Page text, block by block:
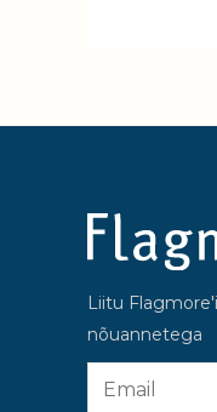
Liitu
nõuannetega